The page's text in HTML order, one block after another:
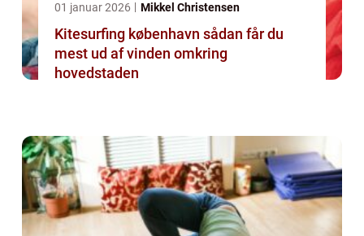
01 januar 2026 Mikkel Christensen
Kitesurfing københavn sådan får du
mest ud af vinden omkring
hovedstaden